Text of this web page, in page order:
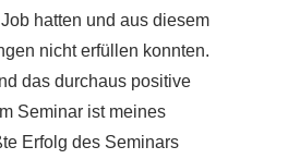
hatten und aus diesem
nicht erfüllen konnten.
das durchaus positive
Seminar ist meines
Erfolg des Seminars